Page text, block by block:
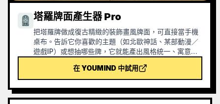
塔羅牌面產生器 Pro
把塔羅牌做成復古精緻的裝飾畫風牌面，可直接當手機
桌布。告訴它你喜歡的主題（如北歐神話、某部動漫／
遊戲IP）或想抽哪些牌，它就能產出風格統一、寓意精
精緻耐看、沒有粗糙的AI塑膠感。可配合YouMind定時
任務實現每天早上自動抽牌＋解讀（需自行設定定時任
務）。
在 YOUMIND 中試用